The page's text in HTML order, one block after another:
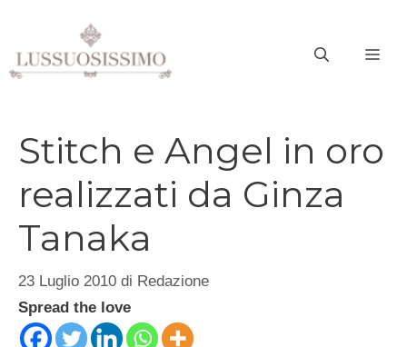
contenuto
Stitch e Angel in oro
realizzati da Ginza
Tanaka
23 Luglio 2010 di Redazione
Spread the love